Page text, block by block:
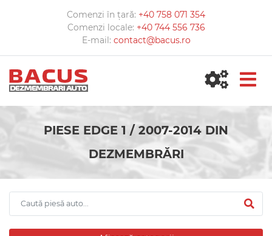
Comenzi în țară: +40 758 071 354
Comenzi locale: +40 744 556 736
E-mail: contact@bacus.ro
PIESE EDGE 1 / 2007-2014 DIN
DEZMEMBRĂRI